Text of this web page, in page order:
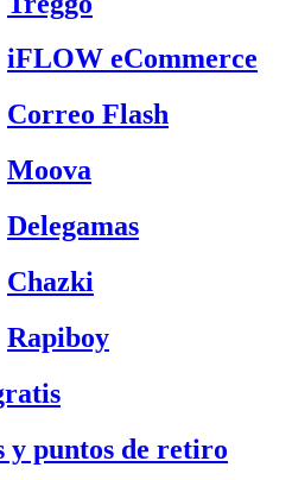
iFLOW eCommerce
Correo Flash
Moova
Delegamas
Chazki
Rapiboy
y puntos de retiro